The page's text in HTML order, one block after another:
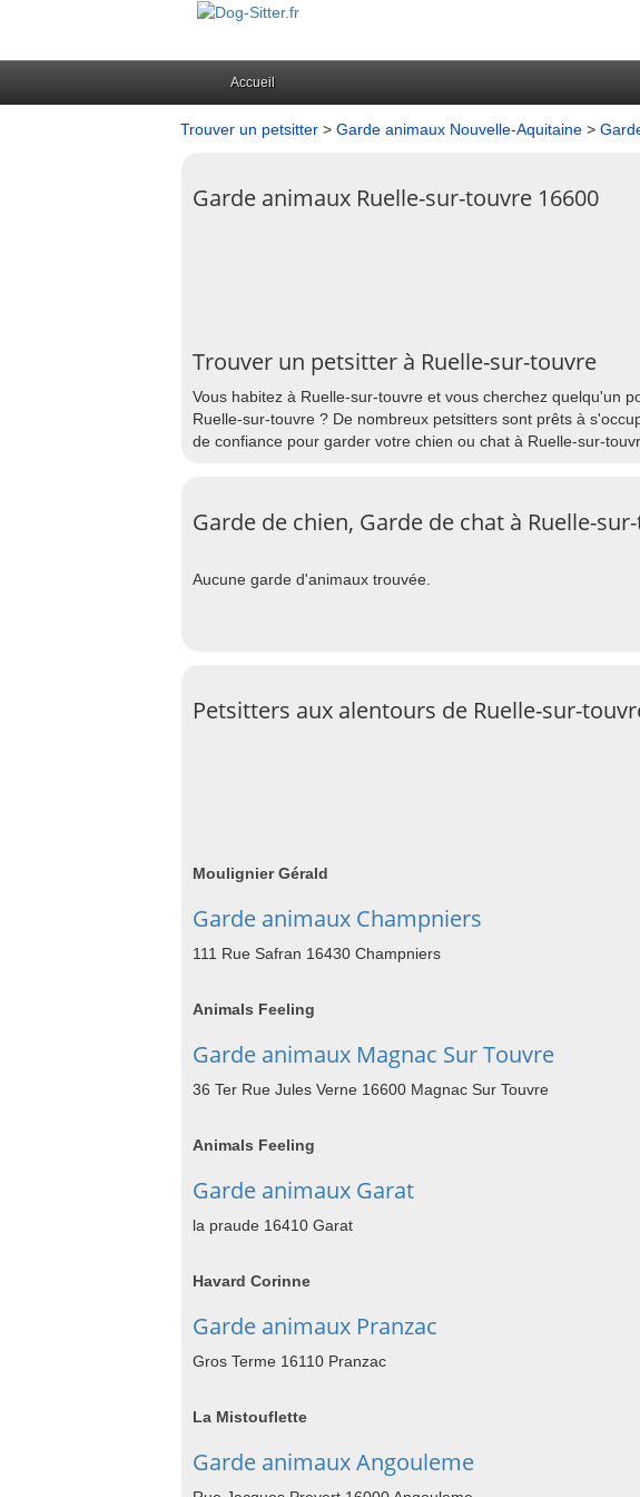
Accueil
Trouver un petsitter > Garde animaux Nouvelle-Aquitaine >
Garde animaux Ruelle-sur-touvre 16600
Trouver un petsitter à Ruelle-sur-touvre
Vous habitez à Ruelle-sur-touvre et vous cherchez quelqu'un
Ruelle-sur-touvre ? De nombreux petsitters sont prêts à
de confiance pour garder votre chien ou chat à Ruelle-sur-
Garde de chien, Garde de chat à Ruelle-
Aucune garde d'animaux trouvée.
Petsitters aux alentours de Ruelle-sur-
Moulignier Gérald
Garde animaux Champniers
111 Rue Safran 16430 Champniers
Animals Feeling
Garde animaux Magnac Sur Touvre
36 Ter Rue Jules Verne 16600 Magnac Sur Touvre
Animals Feeling
Garde animaux Garat
la praude 16410 Garat
Havard Corinne
Garde animaux Pranzac
Gros Terme 16110 Pranzac
La Mistouflette
Garde animaux Angouleme